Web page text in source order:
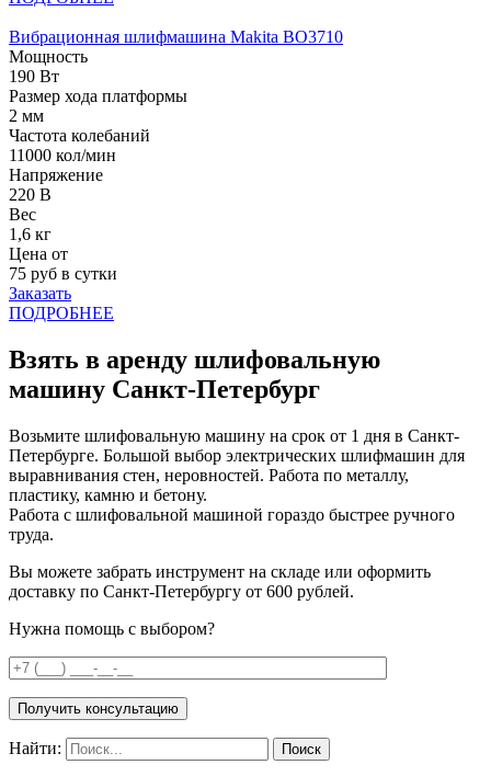
Вибрационная шлифмашина Makita BO3710
Мощность
190 Вт
Размер хода платформы
2 мм
Частота колебаний
11000 кол/мин
Напряжение
220 B
Вес
1,6 кг
Цена от
75 руб в сутки
Заказать
ПОДРОБНЕЕ
Взять в аренду шлифовальную
машину Санкт-Петербург
Возьмите шлифовальную машину на срок от 1 дня в Санкт-
Петербурге. Большой выбор электрических шлифмашин для
выравнивания стен, неровностей. Работа по металлу,
пластику, камню и бетону.
Работа с шлифовальной машиной гораздо быстрее ручного
труда.
Вы можете забрать инструмент на складе или оформить
доставку по Санкт-Петербургу от 600 рублей.
Нужна помощь с выбором?
Получить консультацию
Найти: